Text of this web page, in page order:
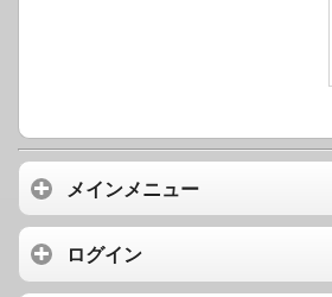
メインメニュー
ログイン